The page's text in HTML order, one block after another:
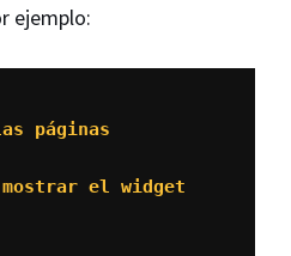
ejemplo:
páginas